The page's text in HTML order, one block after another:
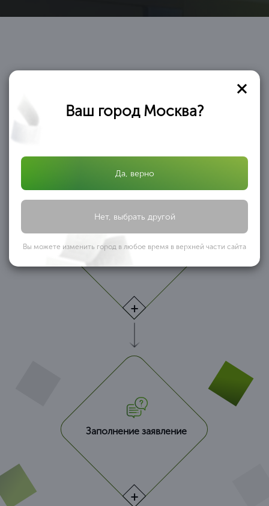
Как мы переведем Вас в
Заполнение перехода
Заполнение заявление
Ваш город Москва?
Да, верно
Нет, выбрать другой
Вы можете изменить город в любое время в верхней части сайта